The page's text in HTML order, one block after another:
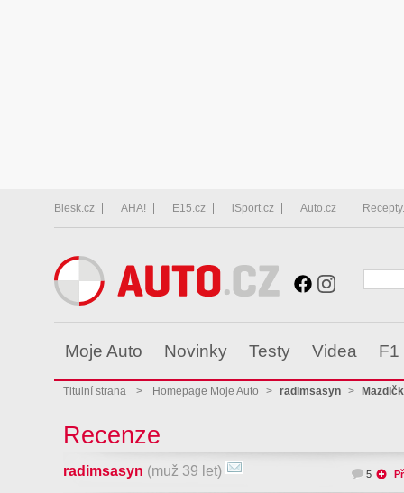
Blesk.cz AHA! E15.cz iSport.cz Auto.cz
Moje Auto Novinky Testy Videa F1
Titulní strana > Homepage Moje Auto > radimsasyn >
Recenze
radimsasyn (muž 39 let) 5